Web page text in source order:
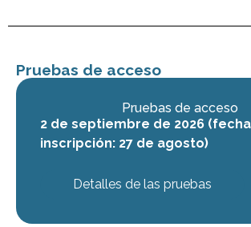
Pruebas de acceso
Pruebas de acceso
2 de septiembre de 2026
inscripción: 27 de agosto)
Detalles de las pruebas